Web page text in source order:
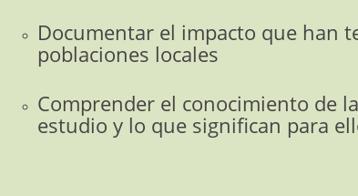
Documentar el impacto que han
poblaciones locales
Comprender el conocimiento de
estudio y lo que significan para